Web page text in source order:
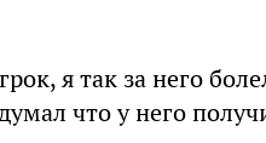
я так за него
что у него